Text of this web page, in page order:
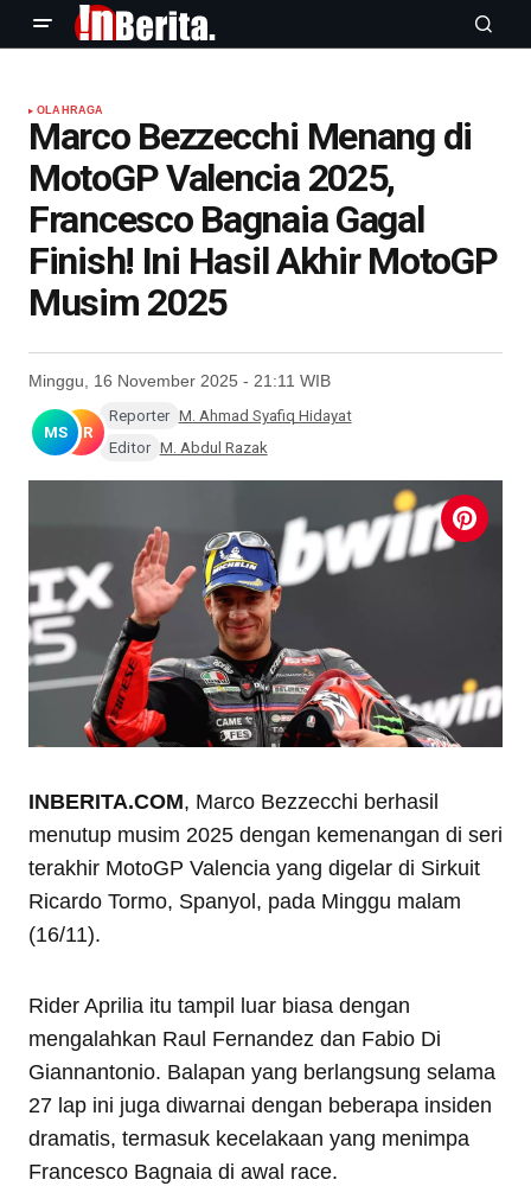
OLAHRAGA
Marco Bezzecchi Menang di
MotoGP Valencia 2025,
Francesco Bagnaia Gagal
Finish! Ini Hasil Akhir MotoGP
Musim 2025
Minggu, 16 November 2025 - 21:11 WIB
MS MR
Reporter M. Ahmad Syafiq Hidayat
Editor M. Abdul Razak
INBERITA.COM, Marco Bezzecchi berhasil
menutup musim 2025 dengan kemenangan di seri
terakhir MotoGP Valencia yang digelar di Sirkuit
Ricardo Tormo, Spanyol, pada Minggu malam
(16/11).
Rider Aprilia itu tampil luar biasa dengan
mengalahkan Raul Fernandez dan Fabio Di
Giannantonio. Balapan yang berlangsung selama
27 lap ini juga diwarnai dengan beberapa insiden
dramatis, termasuk kecelakaan yang menimpa
Francesco Bagnaia di awal race.